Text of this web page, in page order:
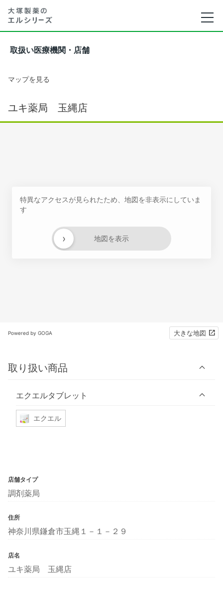
取扱い医療機関・店舗
マップを見る
ユキ薬局 玉縄店
特異なアクセスが見られたため、地図を非表示にしていま
す
地図を表示
›
Powered by GOGA 大きな地図
取り扱い商品
エクエルタブレット
エクエル
店舗タイプ
調剤薬局
住所
神奈川県鎌倉市玉縄１－１－２９
店名
ユキ薬局 玉縄店